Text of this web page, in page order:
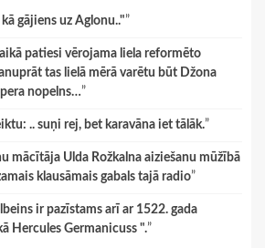
gājiens uz Aglonu.."”
patiesi vērojama liela reformēto
tas lielā mērā varētu būt Džona
nopelns…”
.. suņi rej, bet karavāna iet tālāk.”
mācītāja Ulda Rožkalna aiziešanu mūžībā
klausāmais gabals tajā radio”
ir pazīstams arī ar 1522. gada
Hercules Germanicuss ".”